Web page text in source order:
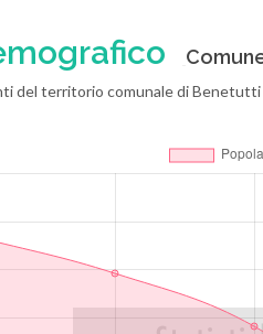
del territorio comunale di Benetutti